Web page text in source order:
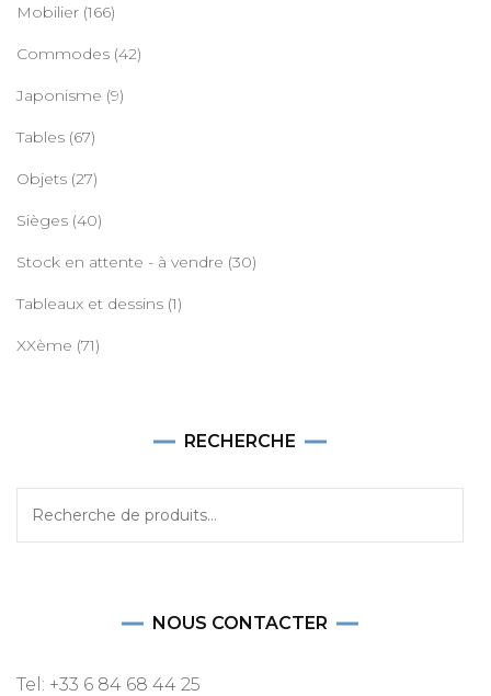
Mobilier (166)
Commodes (42)
Japonisme (9)
Tables (67)
Objets (27)
Sièges (40)
Stock en attente - à vendre (30)
Tableaux et dessins (1)
XXème (71)
RECHERCHE
NOUS CONTACTER
Tel: +33 6 84 68 44 25